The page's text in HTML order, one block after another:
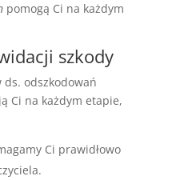
pomogą Ci na każdym
szkody
odszkodowań
Ci na każdym etapie,
Ci prawidłowo